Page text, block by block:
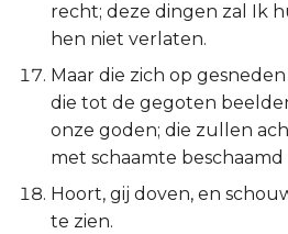
recht; deze dingen zal Ik
hen niet verlaten.
Maar die zich op
die tot de gegoten
onze goden; die zullen
met schaamte
Hoort, gij doven, en
te zien.